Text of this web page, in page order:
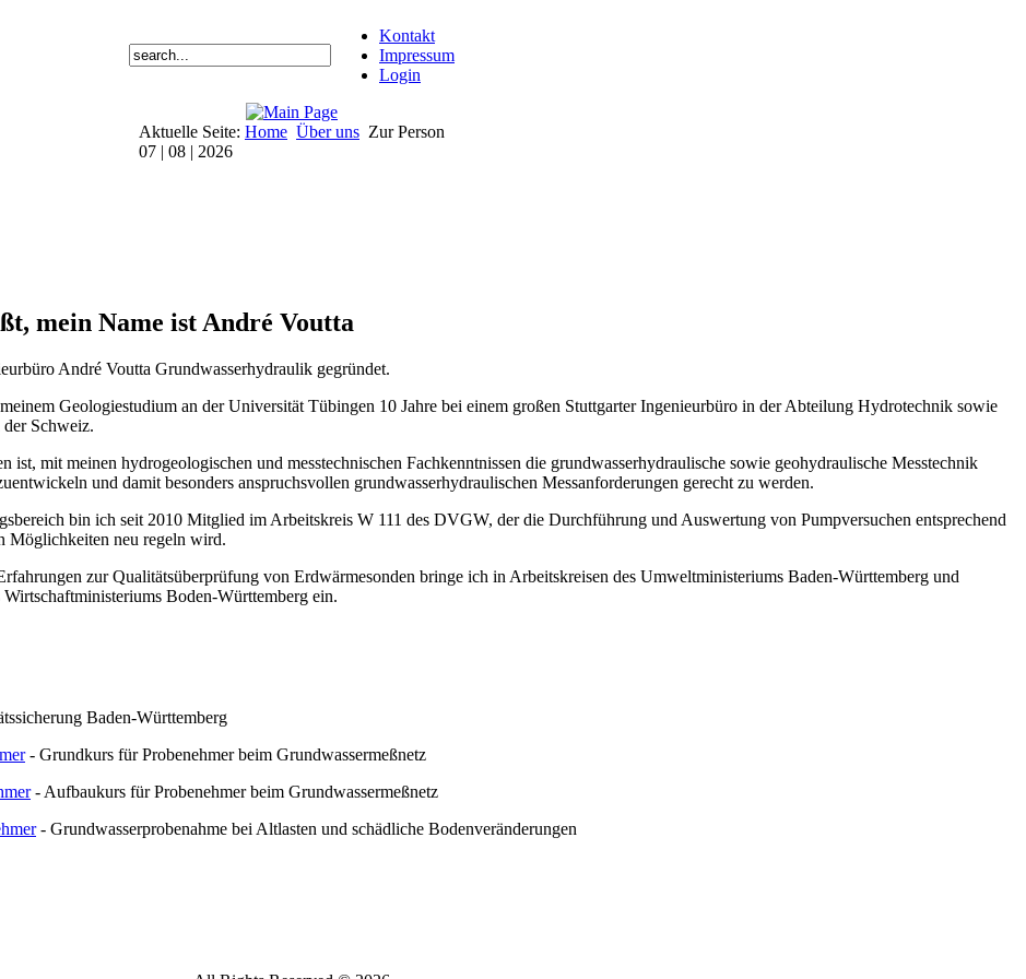
Kontakt
Impressum
Login
Aktuelle Seite: Home Über uns Zur Person
07 | 08 | 2026
mein Name ist André Voutta
André Voutta Grundwasserhydraulik gegründet.
Geologiestudium an der Universität Tübingen 10 Jahre bei einem großen Stuttgarter Ingenieurbüro in der Abteilung Hydrotechnik sowie
Schweiz.
ist, mit meinen hydrogeologischen und messtechnischen Fachkenntnissen die grundwasserhydraulische sowie geohydraulische Messtechnik
und damit besonders anspruchsvollen grundwasserhydraulischen Messanforderungen gerecht zu werden.
bin ich seit 2010 Mitglied im Arbeitskreis W 111 des DVGW, der die Durchführung und Auswertung von Pumpversuchen entsprechend
Möglichkeiten neu regeln wird.
zur Qualitätsüberprüfung von Erdwärmesonden bringe ich in Arbeitskreisen des Umweltministeriums Baden-Württemberg und
Wirtschaftministeriums Boden-Württemberg ein.
Baden-Württemberg
- Grundkurs für Probenehmer beim Grundwassermeßnetz
- Aufbaukurs für Probenehmer beim Grundwassermeßnetz
- Grundwasserprobenahme bei Altlasten und schädliche Bodenveränderungen